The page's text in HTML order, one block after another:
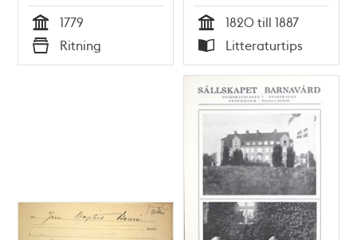
Tid
1779
Typ
Ritning Tid
1820 till 1887
Typ
Litteraturtips